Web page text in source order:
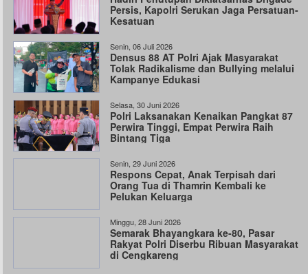
Persis, Kapolri Serukan Jaga Persatuan-
Kesatuan
Senin, 06 Juli 2026
Densus 88 AT Polri Ajak Masyarakat
Tolak Radikalisme dan Bullying melalui
Kampanye Edukasi
Selasa, 30 Juni 2026
Polri Laksanakan Kenaikan Pangkat 87
Perwira Tinggi, Empat Perwira Raih
Bintang Tiga
Senin, 29 Juni 2026
Respons Cepat, Anak Terpisah dari
Orang Tua di Thamrin Kembali ke
Pelukan Keluarga
Minggu, 28 Juni 2026
Semarak Bhayangkara ke-80, Pasar
Rakyat Polri Diserbu Ribuan Masyarakat
di Cengkareng